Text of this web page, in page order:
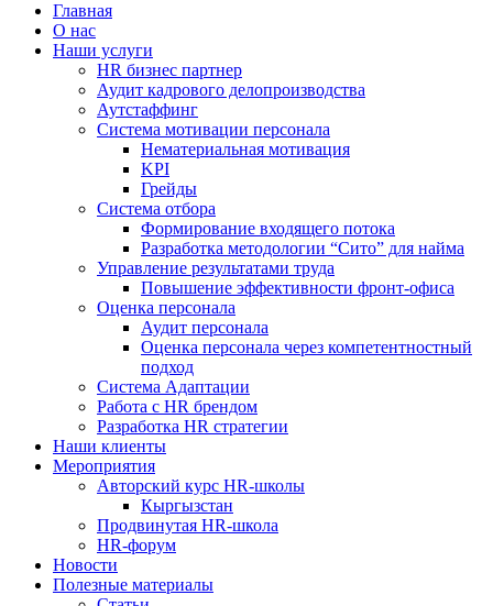
Главная
О нас
Наши услуги
HR бизнес партнер
Аудит кадрового делопроизводства
Аутстаффинг
Система мотивации персонала
Нематериальная мотивация
KPI
Грейды
Система отбора
Формирование входящего потока
Разработка методологии “Сито” для найма
Управление результатами труда
Повышение эффективности фронт-офиса
Оценка персонала
Аудит персонала
Оценка персонала через компетентностный
подход
Система Адаптации
Работа с HR брендом
Разработка HR стратегии
Наши клиенты
Мероприятия
Авторский курс HR-школы
Кыргызстан
Продвинутая HR-школа
HR-форум
Новости
Полезные материалы